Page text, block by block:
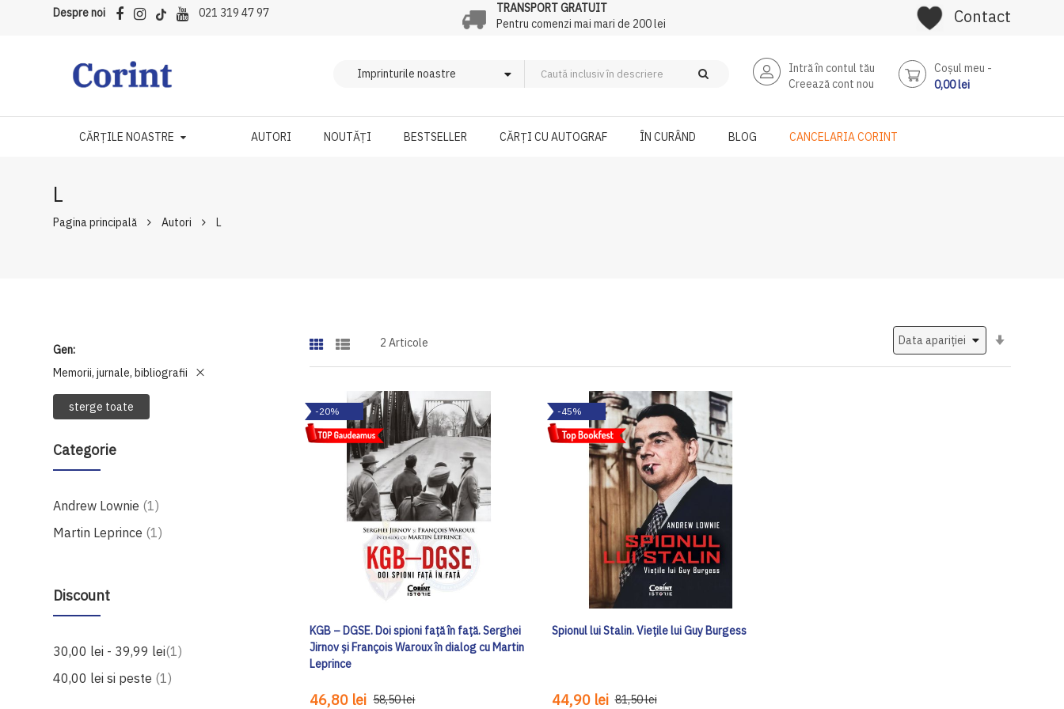
Despre noi 021 319 47 97
TRANSPORT GRATUIT
Pentru comenzi mai mari de 200 lei
Contact
Intră în contul tău
Creează cont nou
Coşul meu
0,00 lei
CĂRȚILE NOASTRE AUTORI NOUTĂȚI BESTSELLER CĂRȚI CU AUTOGRAF ÎN CURÂND BLOG CANCELARIA CORINT
L
Pagina principală Autori L
Gen
Memorii, jurnale, bibliografii
sterge toate
Categorie
Andrew Lownie 1produs
Martin Leprince 1produs
Discount
30,00 lei - 39,99 lei 1produs
40,00 lei si peste 1produs
2 Articole
-20%
KGB – DGSE. Doi spioni față în față. Serghei
Jirnov și François Waroux în dialog cu Martin
Leprince
46,80 lei 58,50 lei
-45%
Spionul lui Stalin. Viețile lui Guy Burgess
44,90 lei 81,50 lei